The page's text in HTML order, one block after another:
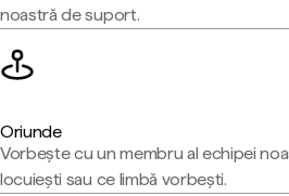
noastră de suport.
Oriunde
Vorbește cu un membru al echipei
locuiești sau ce limbă vorbești.